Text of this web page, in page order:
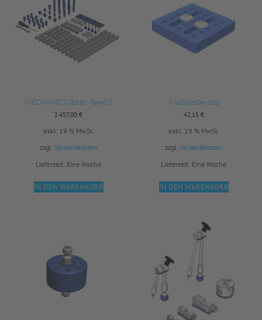
MECHANICS Starter Paket S
2.457,00 €
exkl. 19 % MwSt.
zzgl. Versandkosten
Lieferzeit: Eine Woche
IN DEN WARENKORB
Multiplattensatz
42,15 €
exkl. 19 % MwSt.
zzgl. Versandkosten
Lieferzeit: Eine Woche
IN DEN WARENKORB